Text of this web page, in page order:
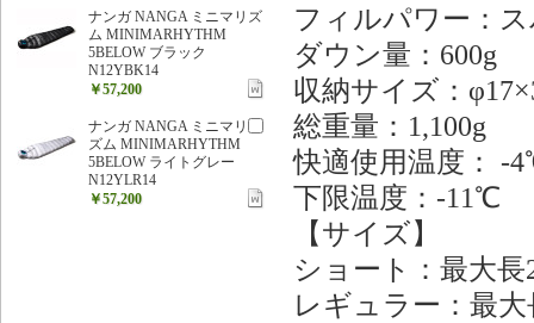
フィルパワー：
ダウン量：600g
収納サイズ：
総重量：1,100g
快適使用温度： -
下限温度：-11℃
【サイズ】
ショート：最大長
レギュラー：最大
ナンガ NANGA ミニマリズ
ム MINIMARHYTHM
5BELOW ブラック
N12YBK14
￥57,200
ナンガ NANGA ミニマリ
ズム MINIMARHYTHM
5BELOW ライトグレー
N12YLR14
￥57,200